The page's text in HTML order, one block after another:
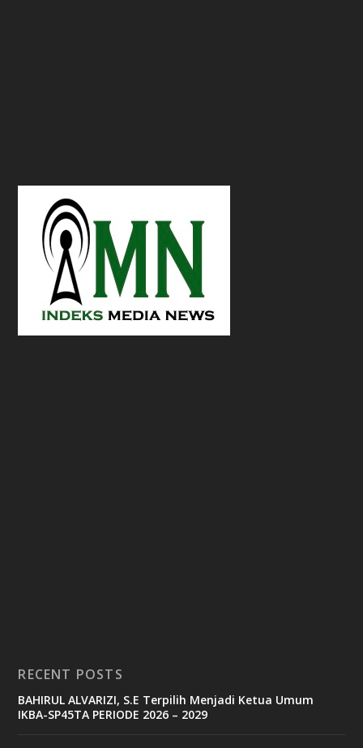
RECENT POSTS
BAHIRUL ALVARIZI, S.E Terpilih Menjadi Ketua Umum
IKBA-SP45TA PERIODE 2026 – 2029